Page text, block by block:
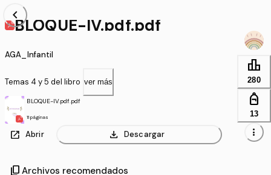
chevron_left
BLOQUE-IV.pdf.pdf
AGA_Infantil
Temas 4 y 5 del libro ver más
BLOQUE-IV.pdf.pdf
11 páginas
open_in_new Abrir download Descargar
leaderboard
280
personal_bag
13
more_vert
content_copy Archivos recomendados